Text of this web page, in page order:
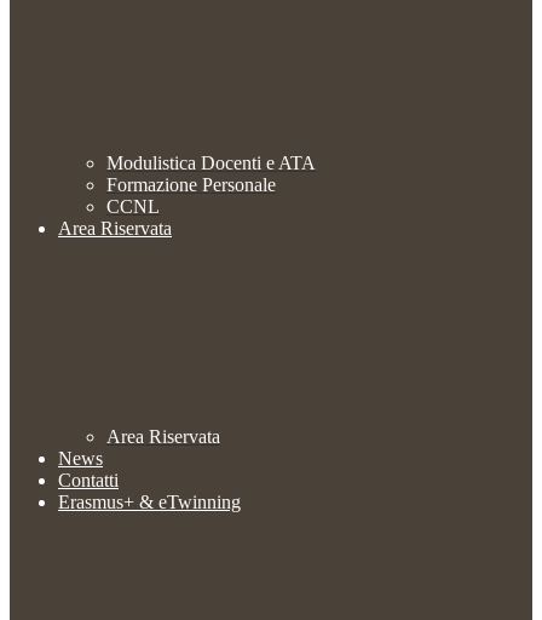
Modulistica Docenti e ATA
Formazione Personale
CCNL
Area Riservata
Area Riservata
News
Contatti
Erasmus+ & eTwinning